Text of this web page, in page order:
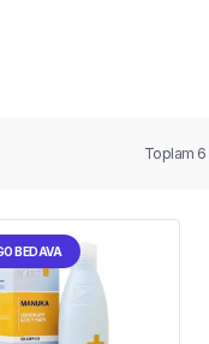
Toplam 6
BEDAVA